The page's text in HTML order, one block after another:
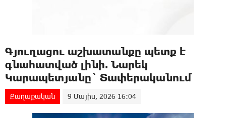
Գյուղացու աշխատանքը պետք է
գնահատված լինի. Նարեկ
Կարապետյանը` Տափերականում
Քաղաքական 9 Մայիս, 2026 16:04